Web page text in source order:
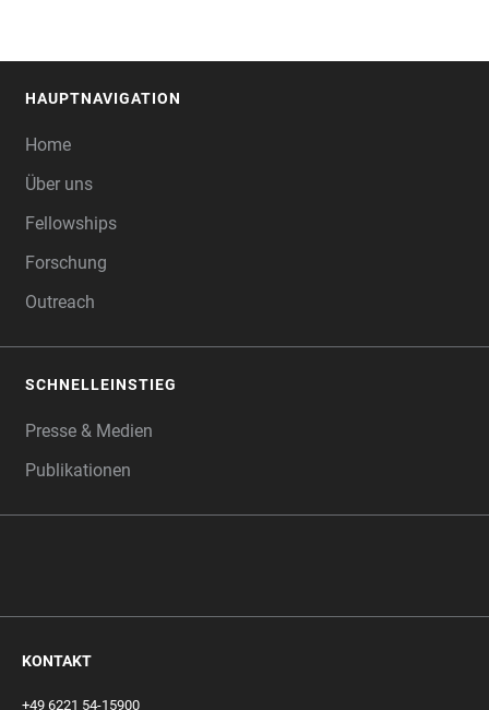
HAUPTNAVIGATION
Home
Über uns
Fellowships
Forschung
Outreach
SCHNELLEINSTIEG
Presse & Medien
Publikationen
KONTAKT
+49 6221 54-15900